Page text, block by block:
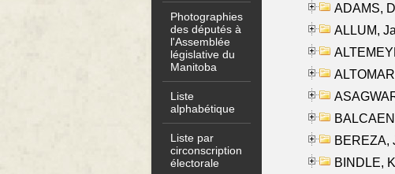
Photographies
des députés à
l'Assemblée
législative du
Manitoba
Liste
alphabétique
Liste par
circonscription
électorale
ADAMS,
ALLUM,
BEREZA,
BINDLE,